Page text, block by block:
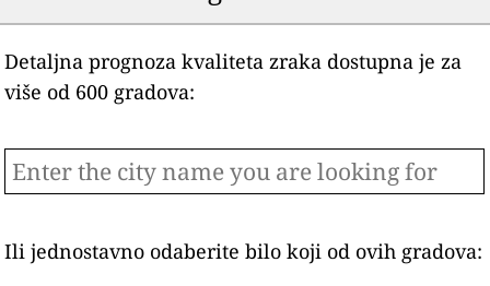
Detaljna prognoza kvaliteta zraka dostupna je za
više od 600 gradova:
Ili jednostavno odaberite bilo koji od ovih gradova: